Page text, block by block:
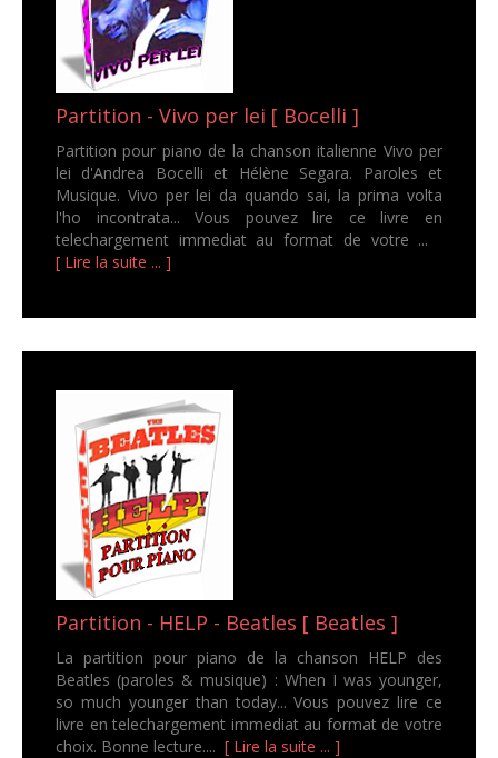
Partition - Vivo per lei [ Bocelli ]
Partition pour piano de la chanson italienne Vivo per
lei d'Andrea Bocelli et Hélène Segara. Paroles et
Musique. Vivo per lei da quando sai, la prima volta
l'ho incontrata... Vous pouvez lire ce livre en
telechargement immediat au format de votre ...
[ Lire la suite ... ]
Partition - HELP - Beatles [ Beatles ]
La partition pour piano de la chanson HELP des
Beatles (paroles & musique) : When I was younger,
so much younger than today... Vous pouvez lire ce
livre en telechargement immediat au format de votre
choix. Bonne lecture.... [ Lire la suite ... ]